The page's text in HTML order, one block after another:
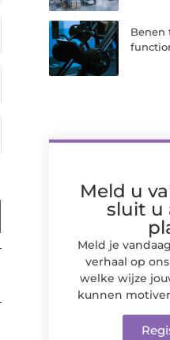
Benen
Meld u
sluit u
Meld je
verhaal op
welke wijze
kunnen